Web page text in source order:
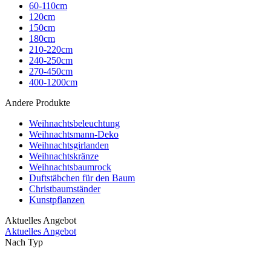
60-110cm
120cm
150cm
180cm
210-220cm
240-250cm
270-450cm
400-1200cm
Andere Produkte
Weihnachtsbeleuchtung
Weihnachtsmann-Deko
Weihnachtsgirlanden
Weihnachtskränze
Weihnachtsbaumrock
Duftstäbchen für den Baum
Christbaumständer
Kunstpflanzen
Aktuelles Angebot
Aktuelles Angebot
Nach Typ